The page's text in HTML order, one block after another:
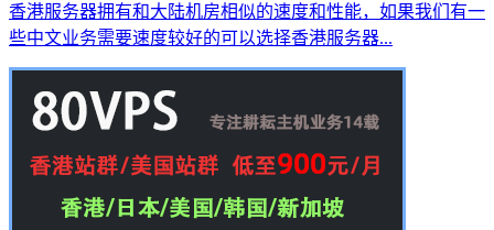
香港服务器拥有和大陆机房相似的速度和性能，如果我们有一
些中文业务需要速度较好的可以选择香港服务器...